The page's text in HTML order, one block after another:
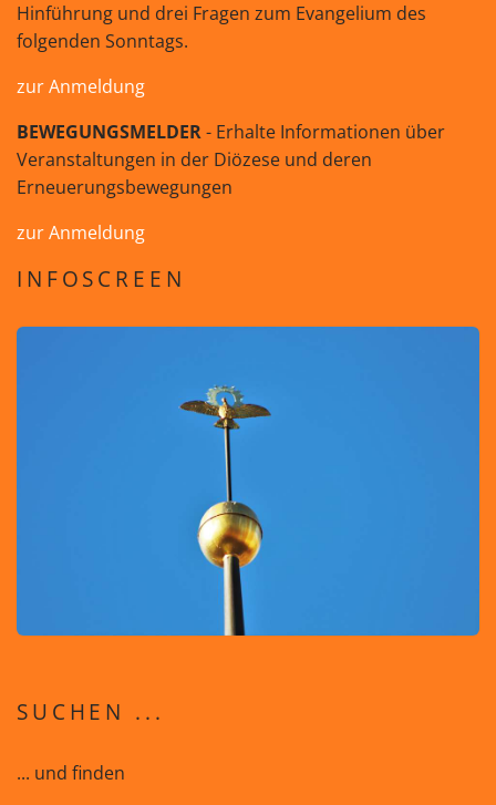
Hinführung und drei Fragen zum Evangelium des
folgenden Sonntags.
zur Anmeldung
BEWEGUNGSMELDER- Erhalte Informationen über
Veranstaltungen in der Diözese und deren
Erneuerungsbewegungen
zur Anmeldung
INFOSCREEN
SUCHEN ...
... und finden